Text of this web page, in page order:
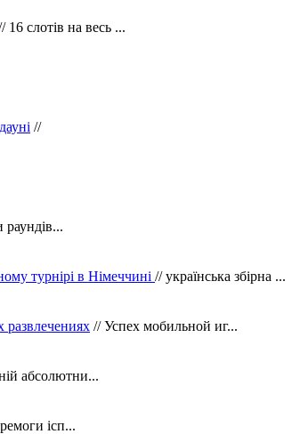
16 слотів на весь ...
//
раундів...
турнірі в Німеччині // українська збірна ...
// Успех мобильной иг...
абсолютни...
ісп...